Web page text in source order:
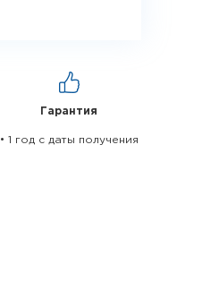
Гарантия
• 1 год c даты получения